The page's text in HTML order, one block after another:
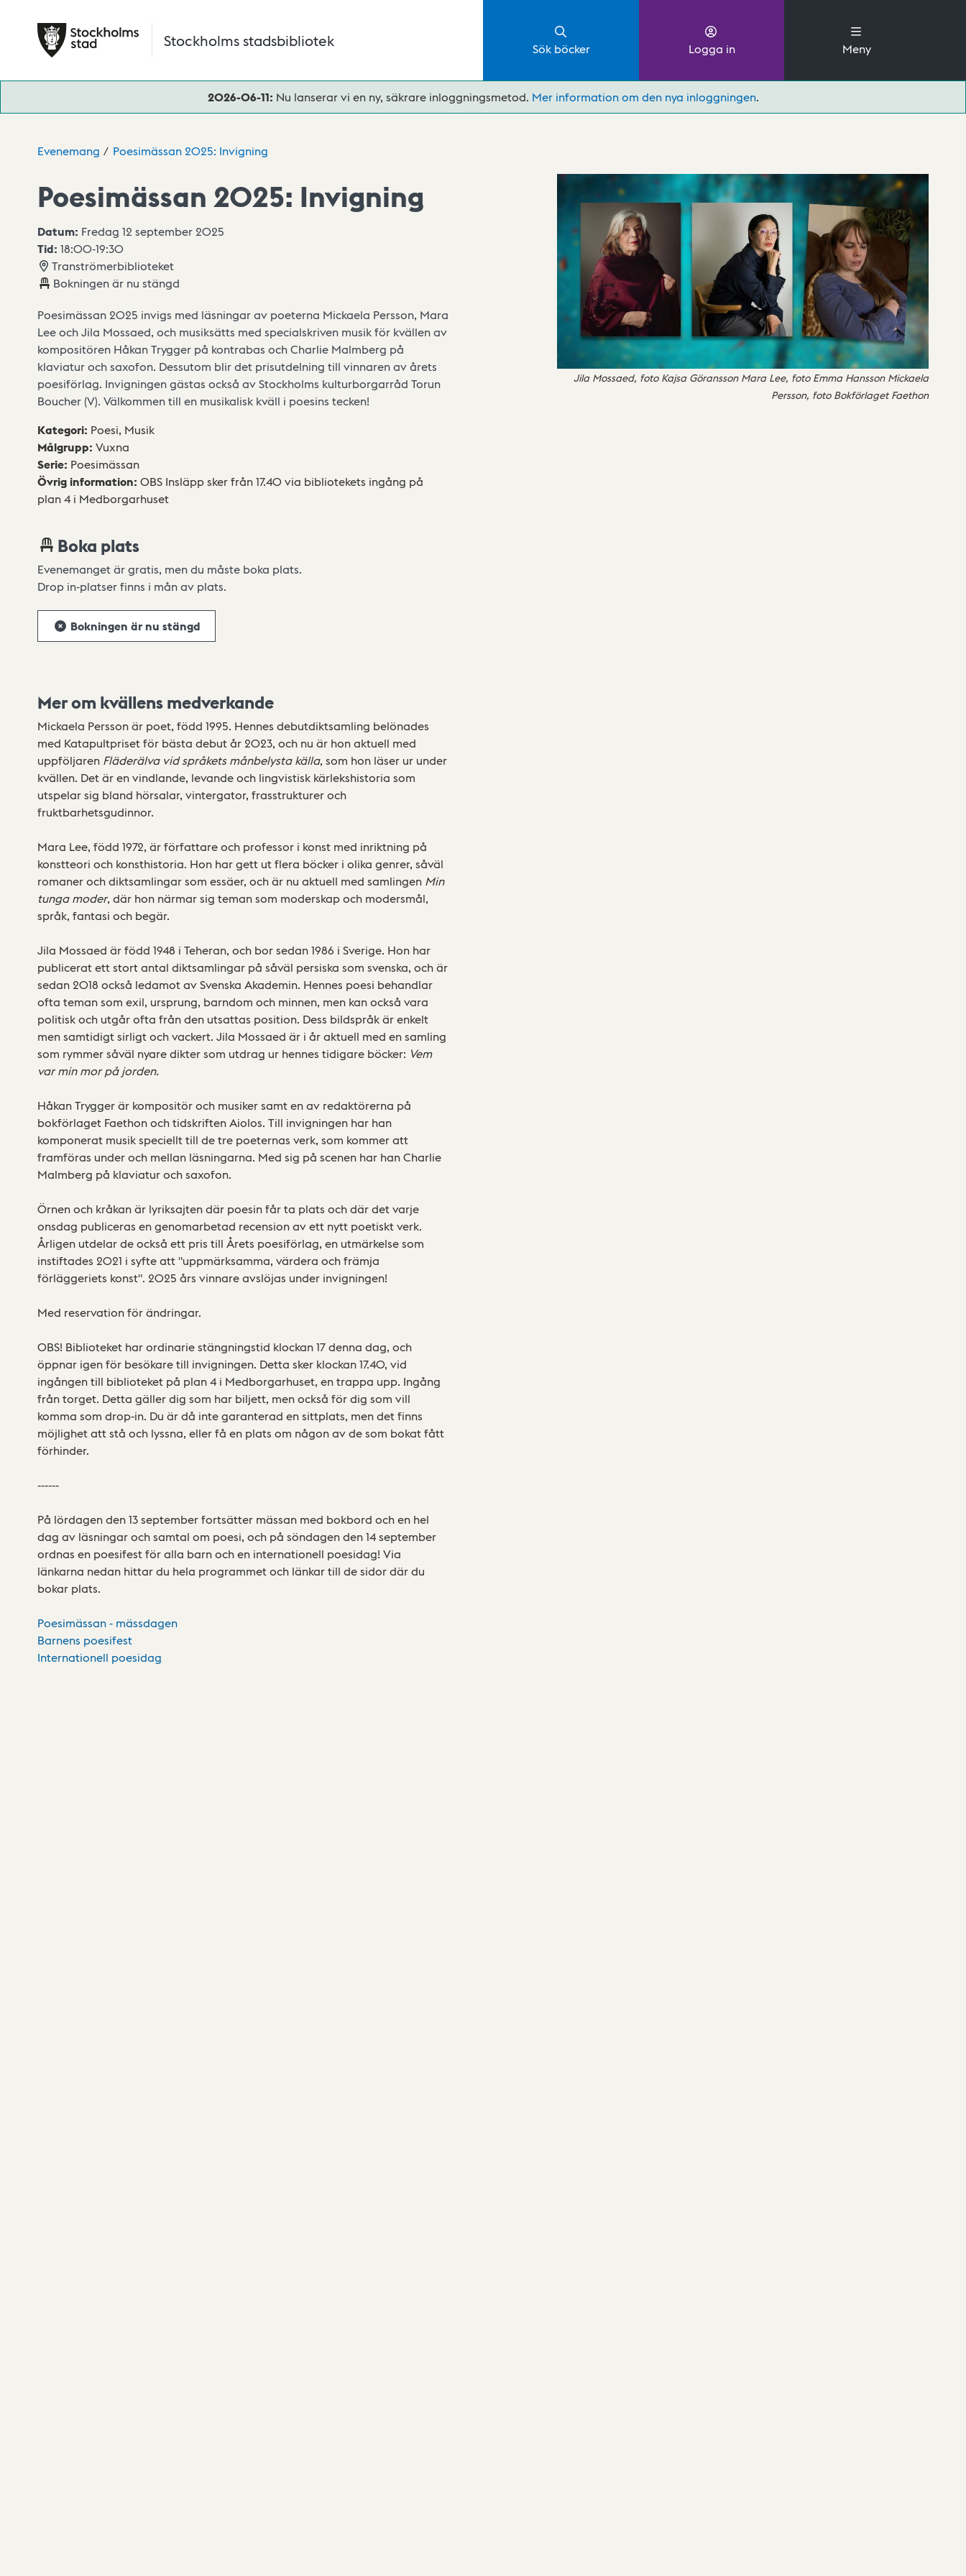
Stockholms stadsbibliotek Sök böcker Logga in Meny
2026-06-11: Nu lanserar vi en ny, säkrare inloggningsmetod. Mer information om den nya inloggningen.
Evenemang Poesimässan 2025: Invigning
Poesimässan 2025: Invigning
Datum: Fredag 12 september 2025
Tid: 18:00-19:30
Tranströmerbiblioteket
Bokningen är nu stängd
Poesimässan 2025 invigs med läsningar av poeterna Mickaela Persson, Mara
Lee och Jila Mossaed, och musiksätts med specialskriven musik för kvällen av
kompositören Håkan Trygger på kontrabas och Charlie Malmberg på
klaviatur och saxofon. Dessutom blir det prisutdelning till vinnaren av årets
poesiförlag. Invigningen gästas också av Stockholms kulturborgarråd Torun
Boucher (V). Välkommen till en musikalisk kväll i poesins tecken!
Kategori: Poesi, Musik
Målgrupp: Vuxna
Serie: Poesimässan
Övrig information: OBS Insläpp sker från 17.40 via bibliotekets ingång på
plan 4 i Medborgarhuset
Boka plats
Evenemanget är gratis, men du måste boka plats.
Drop in-platser finns i mån av plats.
Bokningen är nu stängd
Jila Mossaed, foto Kajsa Göransson Mara Lee, foto Emma Hansson Mickaela
Persson, foto Bokförlaget Faethon
Mer om kvällens medverkande
Mickaela Persson är poet, född 1995. Hennes debutdiktsamling belönades
med Katapultpriset för bästa debut år 2023, och nu är hon aktuell med
uppföljaren Fläderälva vid språkets månbelysta källa, som hon läser ur under
kvällen. Det är en vindlande, levande och lingvistisk kärlekshistoria som
utspelar sig bland hörsalar, vintergator, frasstrukturer och
fruktbarhetsgudinnor.
Mara Lee, född 1972, är författare och professor i konst med inriktning på
konstteori och konsthistoria. Hon har gett ut flera böcker i olika genrer, såväl
romaner och diktsamlingar som essäer, och är nu aktuell med samlingen Min
tunga moder, där hon närmar sig teman som moderskap och modersmål,
språk, fantasi och begär.
Jila Mossaed är född 1948 i Teheran, och bor sedan 1986 i Sverige. Hon har
publicerat ett stort antal diktsamlingar på såväl persiska som svenska, och är
sedan 2018 också ledamot av Svenska Akademin. Hennes poesi behandlar
ofta teman som exil, ursprung, barndom och minnen, men kan också vara
politisk och utgår ofta från den utsattas position. Dess bildspråk är enkelt
men samtidigt sirligt och vackert. Jila Mossaed är i år aktuell med en samling
som rymmer såväl nyare dikter som utdrag ur hennes tidigare böcker: Vem
var min mor på jorden.
Håkan Trygger är kompositör och musiker samt en av redaktörerna på
bokförlaget Faethon och tidskriften Aiolos. Till invigningen har han
komponerat musik speciellt till de tre poeternas verk, som kommer att
framföras under och mellan läsningarna. Med sig på scenen har han Charlie
Malmberg på klaviatur och saxofon.
Örnen och kråkan är lyriksajten där poesin får ta plats och där det varje
onsdag publiceras en genomarbetad recension av ett nytt poetiskt verk.
Årligen utdelar de också ett pris till Årets poesiförlag, en utmärkelse som
instiftades 2021 i syfte att "uppmärksamma, värdera och främja
förläggeriets konst". 2025 års vinnare avslöjas under invigningen!
Med reservation för ändringar.
OBS! Biblioteket har ordinarie stängningstid klockan 17 denna dag, och
öppnar igen för besökare till invigningen. Detta sker klockan 17.40, vid
ingången till biblioteket på plan 4 i Medborgarhuset, en trappa upp. Ingång
från torget. Detta gäller dig som har biljett, men också för dig som vill
komma som drop-in. Du är då inte garanterad en sittplats, men det finns
möjlighet att stå och lyssna, eller få en plats om någon av de som bokat fått
förhinder.
------
På lördagen den 13 september fortsätter mässan med bokbord och en hel
dag av läsningar och samtal om poesi, och på söndagen den 14 september
ordnas en poesifest för alla barn och en internationell poesidag! Via
länkarna nedan hittar du hela programmet och länkar till de sidor där du
bokar plats.
Poesimässan - mässdagen
Barnens poesifest
Internationell poesidag